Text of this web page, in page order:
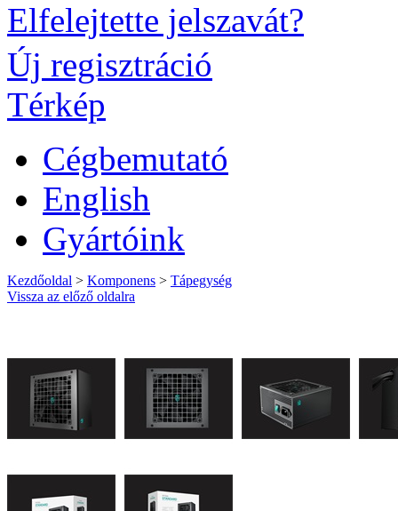
Elfelejtette jelszavát?
Új regisztráció
Térkép
Cégbemutató
English
Gyártóink
Kezdőoldal > Komponens > Tápegység
Vissza az előző oldalra